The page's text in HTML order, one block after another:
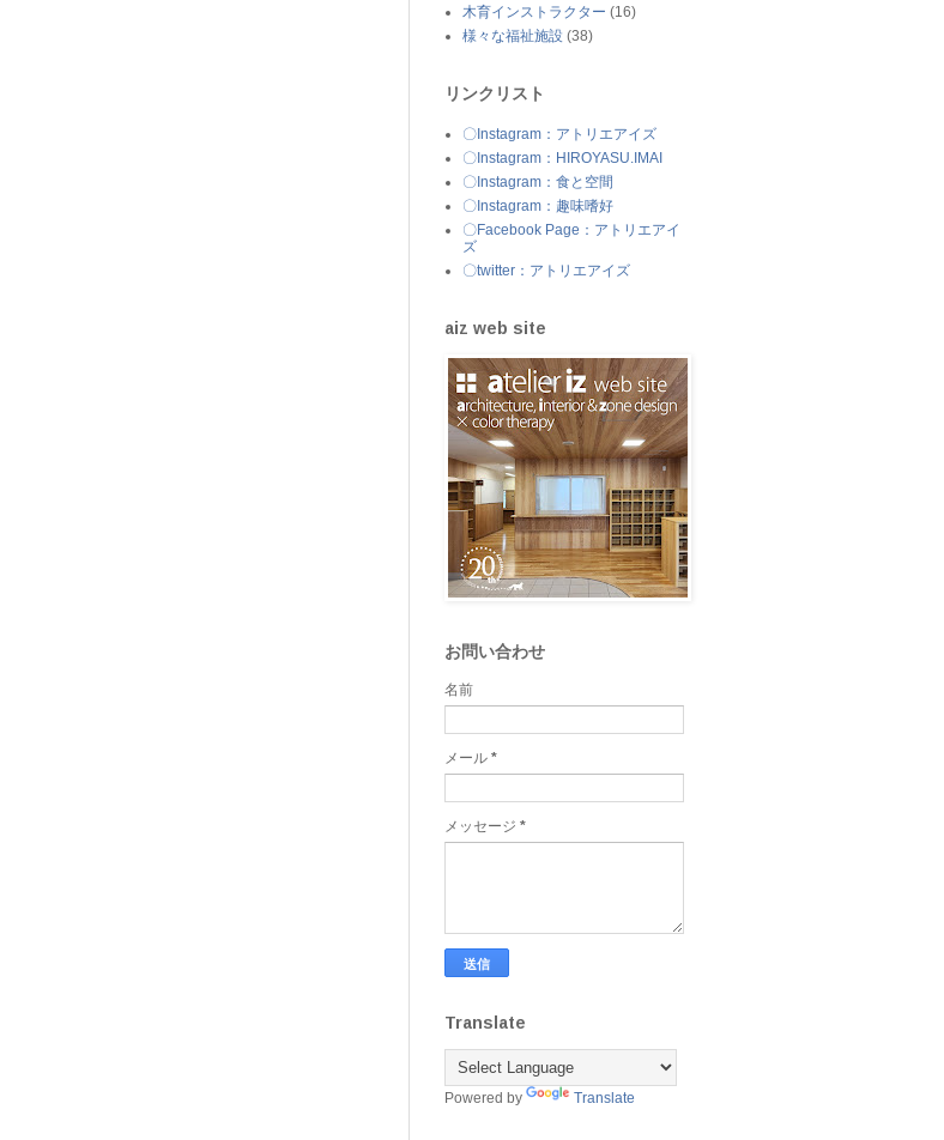
木育インストラクター (16)
様々な福祉施設 (38)
リンクリスト
〇Instagram：アトリエアイズ
〇Instagram：HIROYASU.IMAI
〇Instagram：食と空間
〇Instagram：趣味嗜好
〇Facebook Page：アトリエアイ
ズ
〇twitter：アトリエアイズ
aiz web site
お問い合わせ
名前
メール *
メッセージ *
Translate
Powered by Translate